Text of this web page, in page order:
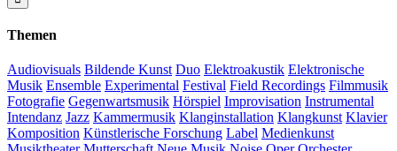
Themen
Audiovisuals Bildende Kunst Duo Elektroakustik Elektronische
Musik Ensemble Experimental Festival Field Recordings Filmmusik
Fotografie Gegenwartsmusik Hörspiel Improvisation Instrumental
Intendanz Jazz Kammermusik Klanginstallation Klangkunst Klavier
Komposition Künstlerische Forschung Label Medienkunst